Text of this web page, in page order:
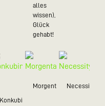
alles
wissen),
Glück
gehabt!
Konkubine
Morgentau Necessity